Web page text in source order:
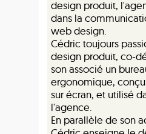
design produit,
dans la
web design.
Cédric toujours
design produit, co-
son associé un
ergonomique,
sur écran, et utilisé
l'agence.
En parallèle de son